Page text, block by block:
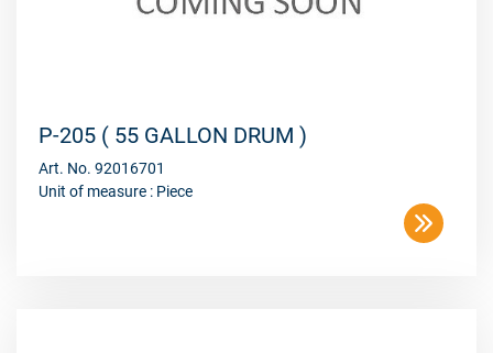
P-205 ( 55 GALLON DRUM )
Art. No. 92016701
Unit of measure : Piece